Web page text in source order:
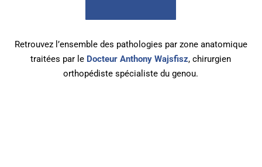
Retrouvez l’ensemble des pathologies par zone anatomique
traitées par le Docteur Anthony Wajsfisz, chirurgien
orthopédiste spécialiste du genou.